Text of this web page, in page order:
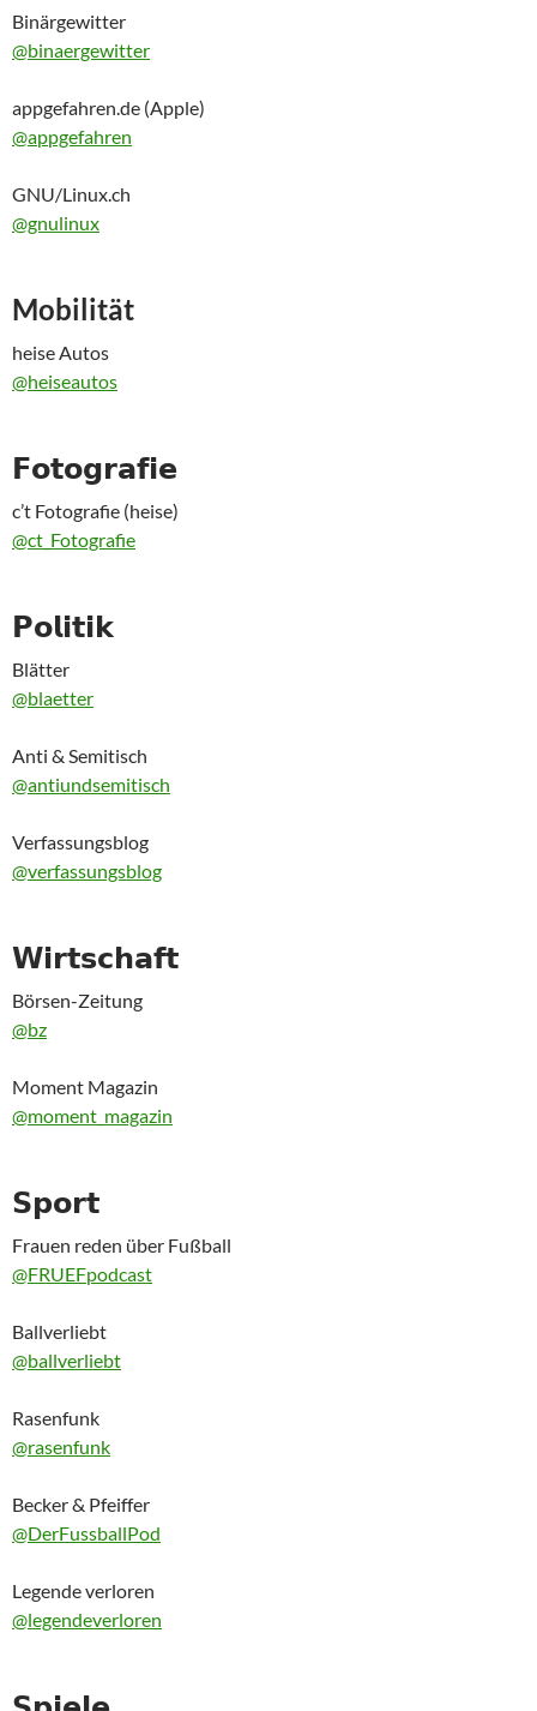
Binärgewitter
@binaergewitter
appgefahren.de (Apple)
@appgefahren
GNU/Linux.ch
@gnulinux
Mobilität
heise Autos
@heiseautos
𝗙𝗼𝘁𝗼𝗴𝗿𝗮𝗳𝗶𝗲
c’t Fotografie (heise)
@ct_Fotografie
𝗣𝗼𝗹𝗶𝘁𝗶𝗸
Blätter
@blaetter
Anti & Semitisch
@antiundsemitisch
Verfassungsblog
@verfassungsblog
𝗪𝗶𝗿𝘁𝘀𝗰𝗵𝗮𝗳𝘁
Börsen-Zeitung
@bz
Moment Magazin
@moment_magazin
𝗦𝗽𝗼𝗿𝘁
Frauen reden über Fußball
@FRUEFpodcast
Ballverliebt
@ballverliebt
Rasenfunk
@rasenfunk
Becker & Pfeiffer
@DerFussballPod
Legende verloren
@legendeverloren